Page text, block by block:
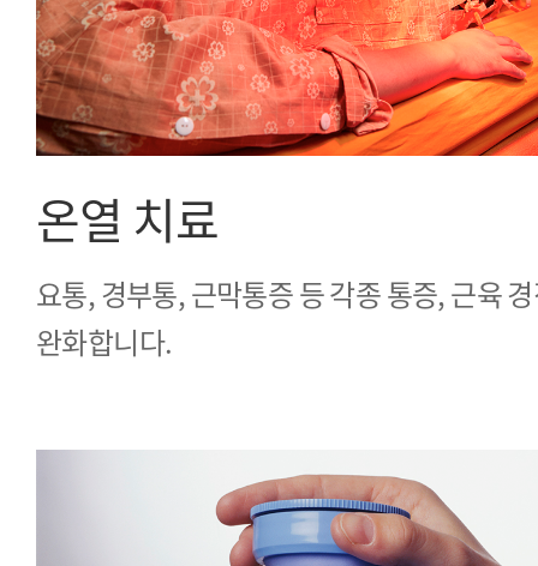
온열 치료
요통, 경부통, 근막통증 등 각종 통증, 근육
완화합니다.